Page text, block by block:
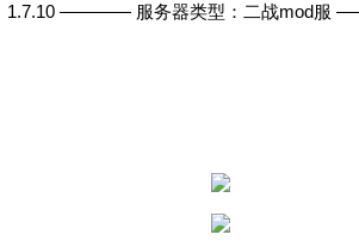
———— 服务器类型：二战mod